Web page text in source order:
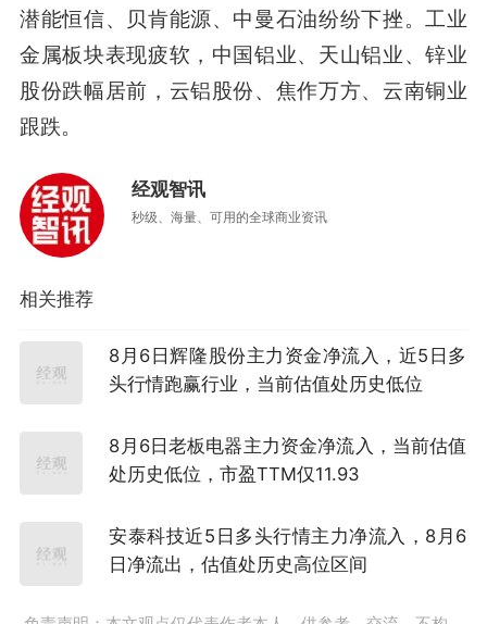
潜能恒信、贝肯能源、中曼石油纷纷下挫。工业
金属板块表现疲软，中国铝业、天山铝业、锌业
股份跌幅居前，云铝股份、焦作万方、云南铜业
跟跌。
经观智讯
秒级、海量、可用的全球商业资讯
相关推荐
8月6日辉隆股份主力资金净流入，近5日多
头行情跑赢行业，当前估值处历史低位
8月6日老板电器主力资金净流入，当前估值
处历史低位，市盈TTM仅11.93
安泰科技近5日多头行情主力净流入，8月6
日净流出，估值处历史高位区间